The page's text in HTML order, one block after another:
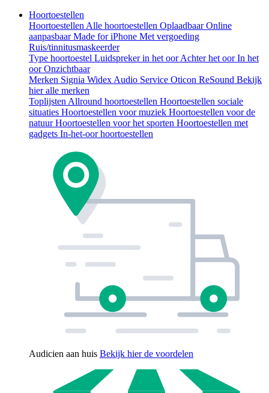
Hoortoestellen
Hoortoestellen Alle hoortoestellen OplaadbaarOnline
aanpasbaarMade for iPhone Met vergoeding
Ruis/tinnitusmaskeerder
Type hoortoestel Luidspreker in het oorAchter het oorIn het
oorOnzichtbaar
Merken Signia Widex Audio Service Oticon ReSound Bekijk
hier alle merken
Toplijsten Allround hoortoestellen Hoortoestellen sociale
situaties Hoortoestellen voor muziek Hoortoestellen voor de
natuurHoortoestellen voor het sporten Hoortoestellen met
gadgets In-het-oor hoortoestellen
Audicien aan huis Bekijk hier de voordelen